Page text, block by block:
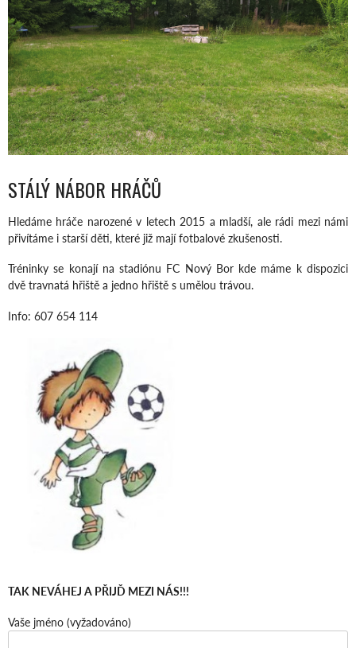
STÁLÝ NÁBOR HRÁČŮ
Hledáme hráče narozené v letech 2015 a mladší, ale rádi mezi námi
přivítáme i starší děti, které již mají fotbalové zkušenosti.
Tréninky se konají na stadiónu FC Nový Bor kde máme k dispozici
dvě travnatá hřiště a jedno hřiště s umělou trávou.
Info: 607 654 114
TAK NEVÁHEJ A PŘIJĎ MEZI NÁS!!!
Vaše jméno (vyžadováno)